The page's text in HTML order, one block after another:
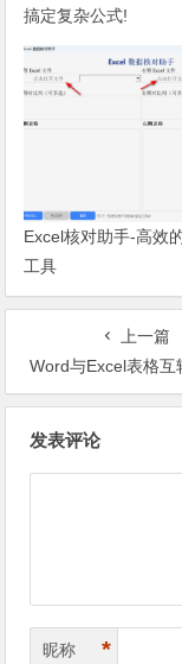
搞定复杂公式!
Excel核对助手-高效
工具
上一篇
Word与Excel表格互转技巧，轻松解决
发表评论
昵称 *